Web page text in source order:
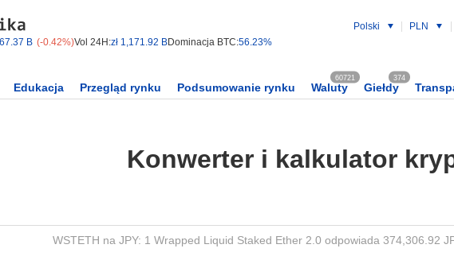
B (-0.42%)Vol 24H:zł 1,171.92 BDominacja BTC:56.23%
Polski PLN
Edukacja Przegląd rynku Podsumowanie rynku Waluty
60721
Giełdy
374
Konwerter i kalkulator
WSTETH na JPY: 1 Wrapped Liquid Staked Ether 2.0 odpowiada 374,306.92